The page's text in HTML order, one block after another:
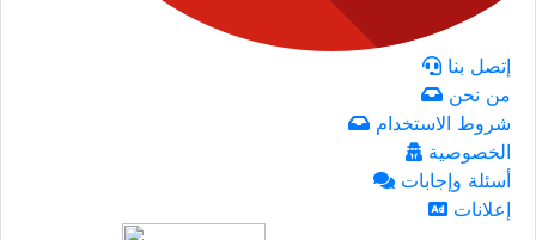
إتصل بنا
من نحن
شروط الاستخدام
الخصوصية
أسئلة وإجابات
إعلانات